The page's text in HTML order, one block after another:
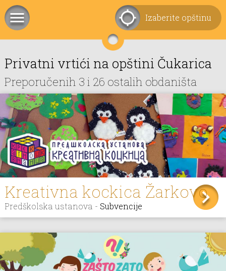
Izaberite opštinu
Privatni vrtići na opštini Čukarica
Preporučenih 3 i 26 ostalih obdaništa
Kreativna kockica Žarkovo
Predškolska ustanova - Subvencije